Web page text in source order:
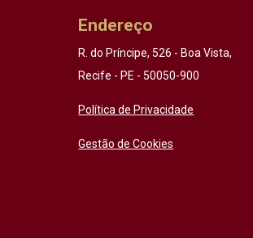
Endereço
R. do Príncipe, 526 - Boa Vista,
Recife - PE - 50050-900
Política de Privacidade
Gestão de Cookies